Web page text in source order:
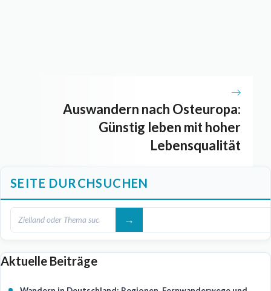
Auswandern nach Osteuropa:
Günstig leben mit hoher
Lebensqualität
SEITE DURCHSUCHEN
Aktuelle Beiträge